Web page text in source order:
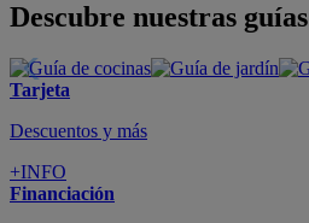
Descubre nuestras guías
Tarjeta
Descuentos y más
+INFO
Financiación